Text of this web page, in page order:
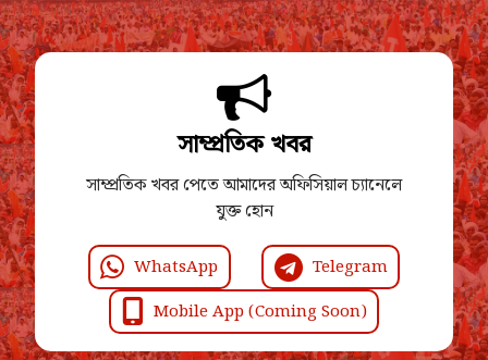
সাম্প্রতিক খবর
সাম্প্রতিক খবর পেতে আমাদের অফিসিয়াল চ্যানেলে
যুক্ত হোন
WhatsApp
Telegram
Mobile App (Coming Soon)